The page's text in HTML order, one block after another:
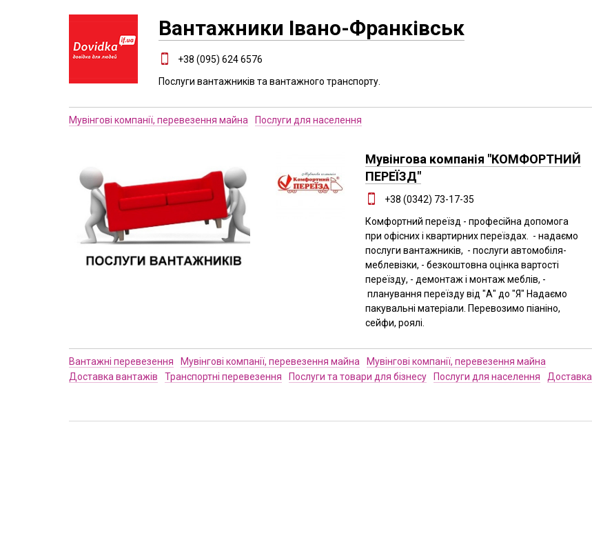
Вантажники Івано-Франківськ
+38 (095) 624 6576
Послуги вантажників та вантажного транспорту.
Мувінгові компанії, перевезення майна Послуги для населення
Мувінгова компанія "КОМФОРТНИЙ
ПЕРЕЇЗД"
+38 (0342) 73-17-35
Комфортний переїзд - професійна допомога
при офісних і квартирних переїздах. - надаємо
послуги вантажників, - послуги автомобіля-
меблевізки, - безкоштовна оцінка вартості
переїзду, - демонтаж і монтаж меблів, -
планування переїзду від "А" до "Я" Надаємо
пакувальні матеріали. Перевозимо піаніно,
сейфи, роялі.
Вантажні перевезення Мувінгові компанії, перевезення майна
Мувінгові компанії, перевезення майна
Доставка вантажів
Транспортні перевезення Послуги та товари для бізнесу Послуги для населення Доставка